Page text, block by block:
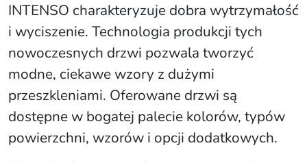
INTENSO charakteryzuje dobra wytrzymałość
i wyciszenie. Technologia produkcji tych
nowoczesnych drzwi pozwala tworzyć
modne, ciekawe wzory z dużymi
przeszkleniami. Oferowane drzwi są
dostępne w bogatej palecie kolorów, typów
powierzchni, wzorów i opcji dodatkowych.